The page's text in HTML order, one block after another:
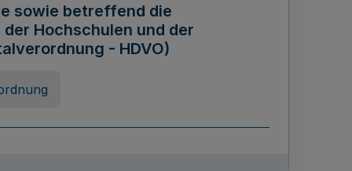
sowie betreffend die
Hochschulen und der
- HDVO)